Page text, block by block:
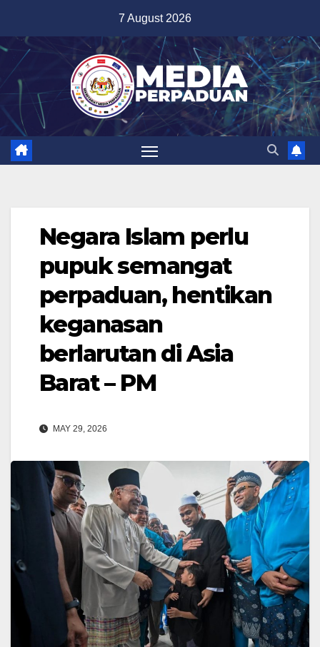
content
7 August 2026
Negara Islam perlu
pupuk semangat
perpaduan, hentikan
keganasan
berlarutan di Asia
Barat – PM
MAY 29, 2026